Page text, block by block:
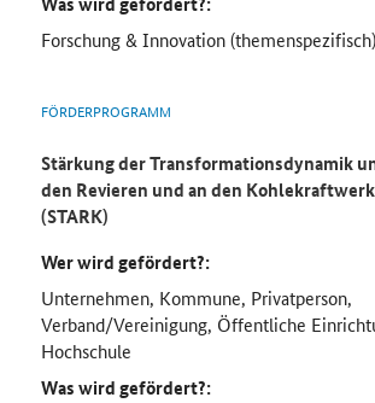
Forschung & Innovation (themenspezifisch)
FÖRDERPROGRAMM
Stärkung der Transformationsdynamik
den Revieren und an den
(STARK)
Wer wird gefördert?:
Unternehmen, Kommune, Privatperson,
Verband/Vereinigung, Öffentliche
Hochschule
Was wird gefördert?: